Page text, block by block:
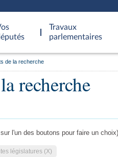
Travaux
parlementaires
de la recherche
recherche
l'un des boutons pour faire un choix)
législatures (X)